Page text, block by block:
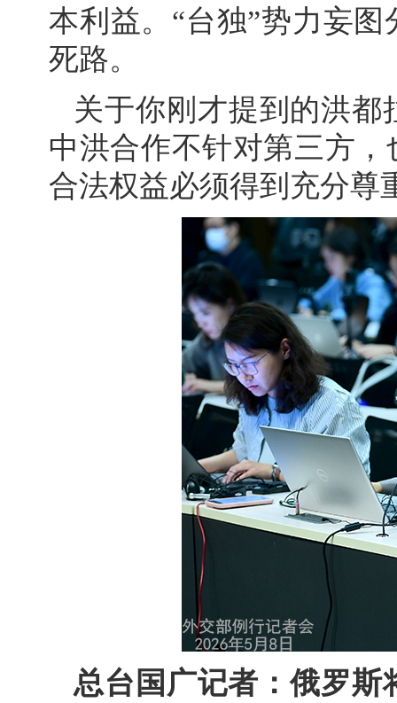
本利益。“台独”势力妄
死路。
关于你刚才提到的洪
中洪合作不针对第三方
合法权益必须得到充分尊
总台国广记者：俄罗斯